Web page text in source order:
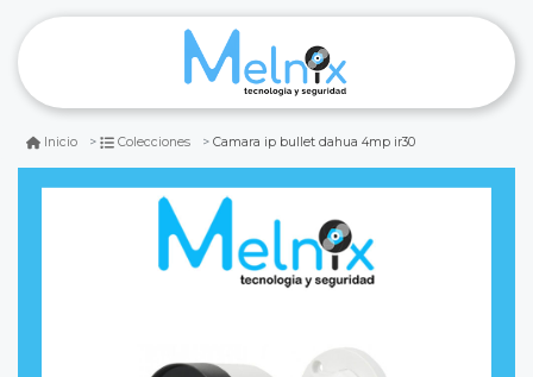
Inicio Colecciones Camara ip bullet dahua 4mp ir30